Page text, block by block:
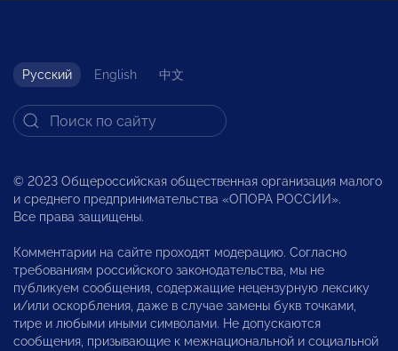
Русский English 中文
© 2023 Общероссийская общественная организация малого
и среднего предпринимательства «ОПОРА РОССИИ».
Все права защищены.
Комментарии на сайте проходят модерацию. Согласно
требованиям российского законодательства, мы не
публикуем сообщения, содержащие нецензурную лексику
и/или оскорбления, даже в случае замены букв точками,
тире и любыми иными символами. Не допускаются
сообщения, призывающие к межнациональной и социальной